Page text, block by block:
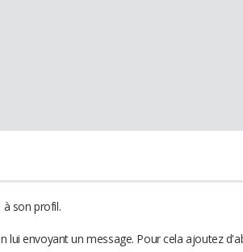
son profil.
lui envoyant un message. Pour cela ajoutez